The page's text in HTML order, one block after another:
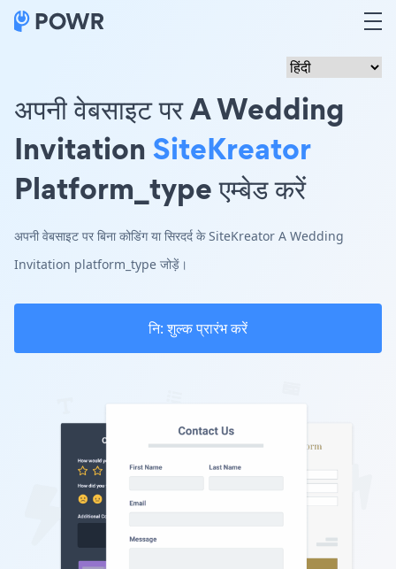
अपनी वेबसाइट पर A Wedding
InvitationSiteKreator
Platform_type एम्बेड करें
अपनी वेबसाइट पर बिना कोडिंग या सिरदर्द के SiteKreator A Wedding
Invitation platform_type जोड़ें।
नि: शुल्क प्रारंभ करें